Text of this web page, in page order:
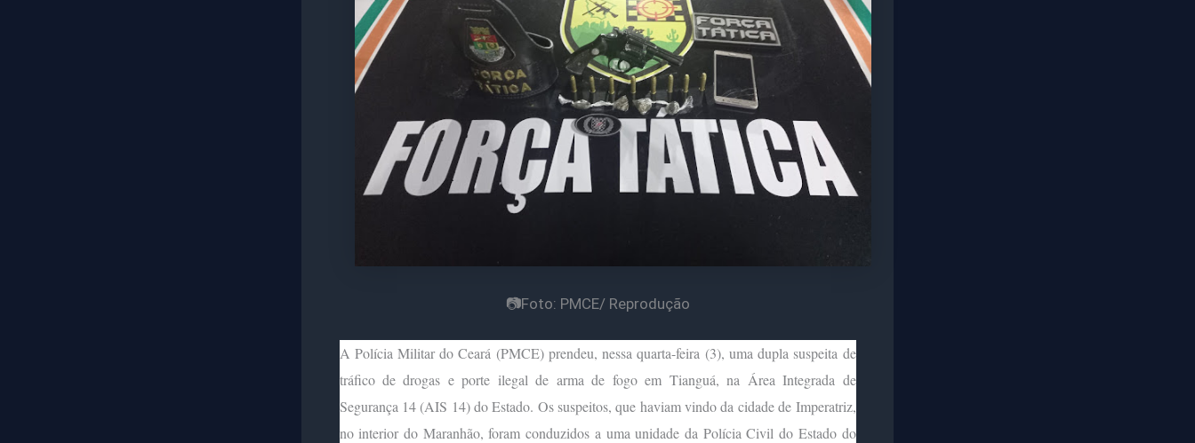
📷Foto: PMCE/ Reprodução
A Polícia Militar do Ceará (PMCE) prendeu, nessa quarta-feira (3), uma dupla suspeita de
tráfico de drogas e porte ilegal de arma de fogo em Tianguá, na Área Integrada de
Segurança 14 (AIS 14) do Estado. Os suspeitos, que haviam vindo da cidade de Imperatriz,
no interior do Maranhão, foram conduzidos a uma unidade da Polícia Civil do Estado do